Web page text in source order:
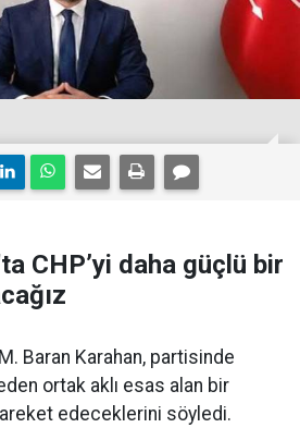
CHP’yi daha güçlü bir
Baran Karahan, partisinde
ortak aklı esas alan bir
edeceklerini söyledi.